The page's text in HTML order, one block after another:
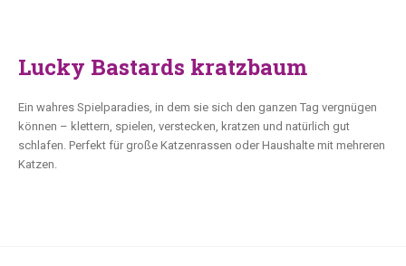
Lucky Bastards kratzbaum
Ein wahres Spielparadies, in dem sie sich den ganzen Tag vergnügen
können – klettern, spielen, verstecken, kratzen und natürlich gut
schlafen. Perfekt für große Katzenrassen oder Haushalte mit mehreren
Katzen.